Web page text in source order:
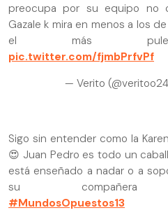
preocupa por su equipo no
Gazale k mira en menos a los
el más
pic.twitter.com/fjmbPrfvPf
— Verito
Sigo sin entender como la
😍 Juan Pedro es todo un
está enseñado a nadar o a
su
#MundosOpuestos13